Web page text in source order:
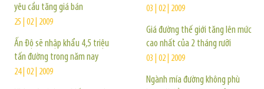
yêu cầu tăng giá bán
25 | 02 | 2009
Ấn Độ sẽ nhập khẩu 4,5 triệu
tấn đường trong năm nay
24 | 02 | 2009
03 | 02 | 2009
Giá đường thế giới tăng lên mức
cao nhất của 2 tháng rưỡi
03 | 02 | 2009
Ngành mía đường không phù